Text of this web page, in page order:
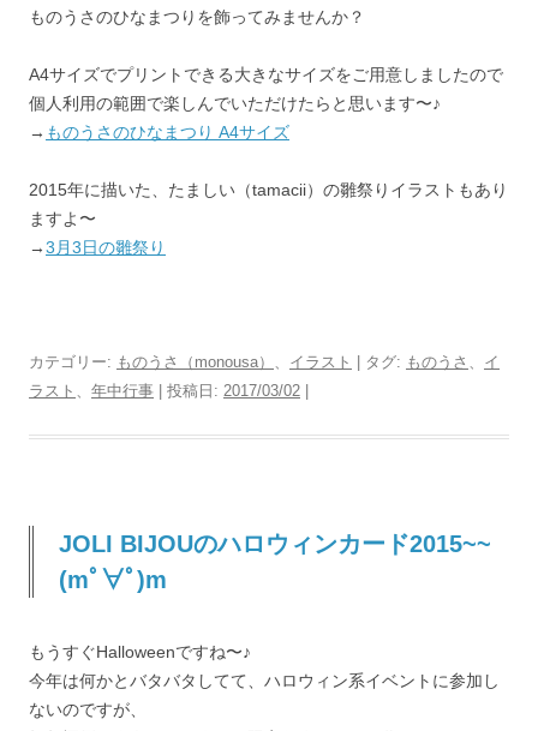
ものうさのひなまつりを飾ってみませんか？
A4サイズでプリントできる大きなサイズをご用意しましたので
個人利用の範囲で楽しんでいただけたらと思います〜♪
→ ものうさのひなまつり A4サイズ
2015年に描いた、たましい（tamacii）の雛祭りイラストもあり
ますよ〜
→3月3日の雛祭り
カテゴリー: ものうさ（monousa） イラスト | タグ: ものうさ
イ
ラスト
年中行事 | 投稿日: 2017/03/02 |
JOLI BIJOUのハロウィンカード2015~~
(mﾟ∀ﾟ)m
もうすぐHalloweenですね〜♪
今年は何かとバタバタしてて、ハロウィン系イベントに参加し
ないのですが、